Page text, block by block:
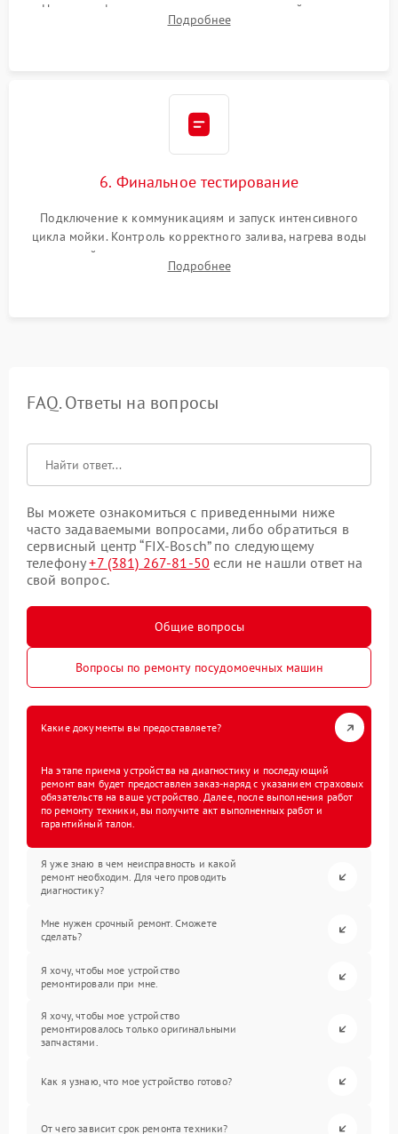
Надежная фиксация хомутов гидравлической системы,
сборка корпуса и установка датчика поплавка.
Подробнее
6. Финальное тестирование
Подключение к коммуникациям и запуск интенсивного
цикла мойки. Контроль корректного залива, нагрева воды
до нужной температуры, отсутствия посторонних шумов,
штатного слива и абсолютной сухости в поддоне.
Подробнее
FAQ. Ответы на вопросы
Вы можете ознакомиться с приведенными ниже
часто задаваемыми вопросами, либо обратиться в
сервисный центр “FIX-Bosch” по следующему
телефону+7 (381) 267-81-50 если не нашли ответ на
свой вопрос.
Общие вопросы
Вопросы по ремонту посудомоечных машин
Какие документы вы предоставляете?
На этапе приема устройства на диагностику и последующий
ремонт вам будет предоставлен заказ-наряд с указанием страховых
обязательств на ваше устройство. Далее, после выполнения работ
по ремонту техники, вы получите акт выполненных работ и
гарантийный талон.
Я уже знаю в чем неисправность и какой
ремонт необходим. Для чего проводить
диагностику?
Мне нужен срочный ремонт. Сможете
сделать?
Я хочу, чтобы мое устройство
ремонтировали при мне.
Я хочу, чтобы мое устройство
ремонтировалось только оригинальными
запчастями.
Как я узнаю, что мое устройство готово?
От чего зависит срок ремонта техники?